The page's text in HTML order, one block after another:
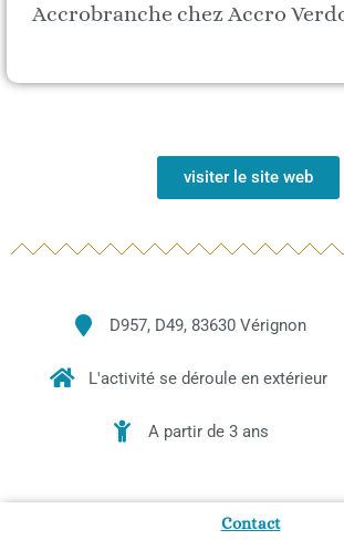
Accrobranche chez Accro
visiter le site web
D957, D49, 83630 Vérignon
L'activité se déroule en extérieur
A partir de 3 ans
Contact